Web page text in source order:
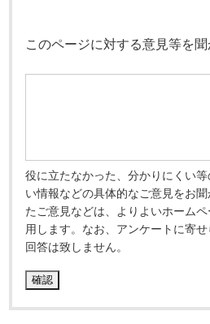
このページに対する意見等を聞
役に立たなかった、分かりにくい
い情報などの具体的なご意見をお
たご意見などは、よりよいホーム
用します。なお、アンケートに寄
回答は致しません。